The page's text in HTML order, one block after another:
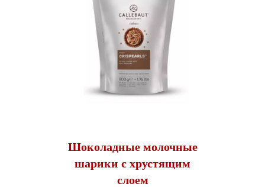
Шоколадные молочные
шарики с хрустящим
слоем